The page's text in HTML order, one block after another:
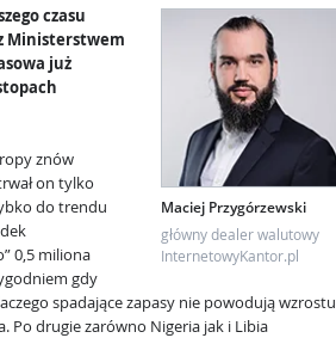
Maciej Przygórzewski
główny dealer walutowy
InternetowyKantor.pl
czasu
Ministerstwem
już
znów
on tylko
do trendu
0,5 miliona
gdy
spadające zapasy nie powodują wzrostu
Po drugie zarówno Nigeria jak i Libia